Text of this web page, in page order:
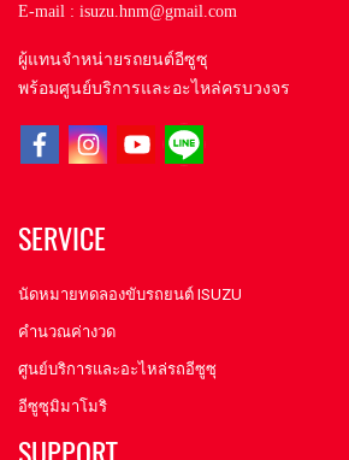
E-mail : isuzu.hnm@gmail.com
ผู้แทนจำหน่ายรถยนต์อีซูซุ
พร้อมศูนย์บริการและอะไหล่ครบวงจร
SERVICE
นัดหมายทดลองขับรถยนต์ ISUZU
คำนวณค่างวด
ศูนย์บริการและอะไหล่รถอีซูซุ
อีซูซุมิมาโมริ